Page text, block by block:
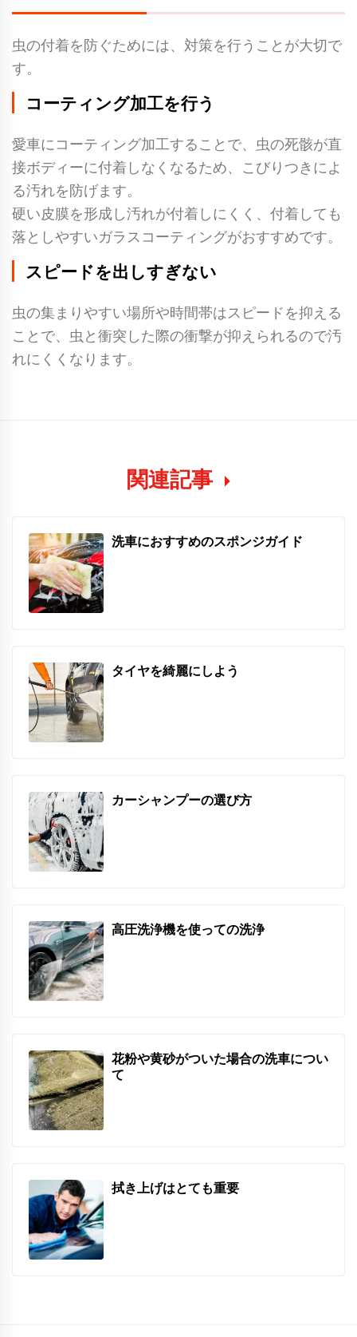
虫の付着を防ぐためには、対策を行うことが大切で
す。
コーティング加工を行う
愛車にコーティング加工することで、虫の死骸が直
接ボディーに付着しなくなるため、こびりつきによ
る汚れを防げます。
硬い皮膜を形成し汚れが付着しにくく、付着しても
落としやすいガラスコーティングがおすすめです。
スピードを出しすぎない
虫の集まりやすい場所や時間帯はスピードを抑える
ことで、虫と衝突した際の衝撃が抑えられるので汚
れにくくなります。
関連記事
洗車におすすめのスポンジガイド
タイヤを綺麗にしよう
カーシャンプーの選び方
高圧洗浄機を使っての洗浄
花粉や黄砂がついた場合の洗車につい
て
拭き上げはとても重要